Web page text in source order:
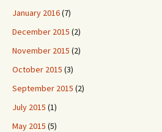
January 2016(7)
December 2015 (2)
November 2015 (2)
October 2015 (3)
September 2015 (2)
July 2015 (1)
May 2015 (5)